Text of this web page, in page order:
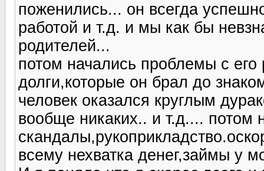
поженились... он всегда
работой и т.д. и мы как бы
родителей...
потом начались проблемы с
долги,которые он брал до
человек оказался круглым
вообще никаких.. и т.д.... потом
всему нехватка денег,займы у